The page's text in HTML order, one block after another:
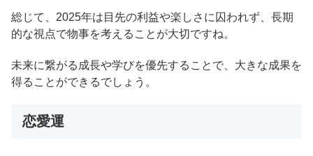
総じて、2025年は目先の利益や楽しさに囚われず、長期
的な視点で物事を考えることが大切ですね。
未来に繋がる成長や学びを優先することで、大きな成果を
得ることができるでしょう。
恋愛運